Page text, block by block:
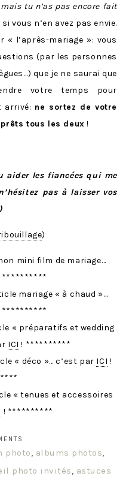
tu n’as pas encore fait
si vous n’en avez pas envie.
l’après-mariage »: vous
(par les personnes
que je ne saurai que
votre temps pour
arrivé: ne sortez de votre
tous les deux !
aider les fiancées qui me
pas à laisser vos
)
mini film de mariage…
**********
mariage « à chaud »…
**********
« préparatifs et wedding
ICI ! **********
« déco »… c’est par ICI !
« tenues et accessoires
! **********
photo, albums photos,
photo invités, astuces